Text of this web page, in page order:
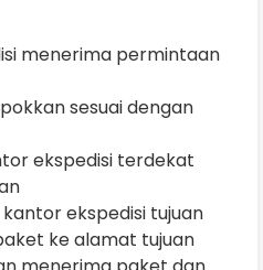
menerima permintaan
sesuai dengan
ekspedisi terdekat
ekspedisi tujuan
ke alamat tujuan